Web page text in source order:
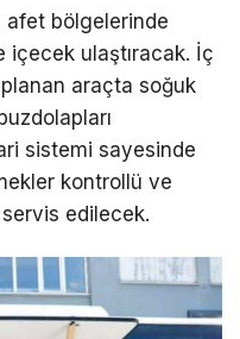
afet bölgelerinde
içecek ulaştıracak. İç
araçta soğuk
sistemi sayesinde
kontrollü ve
edilecek.